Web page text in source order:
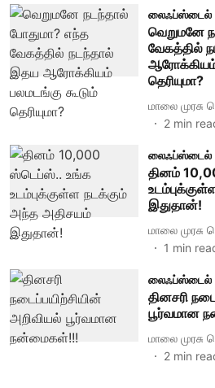
லைஃப்ஸ்டைல்
வெறுமனே
வேகத்தில்
ஆரோக்கியம்
தெரியுமா?
மாலை முரசு
2 min
லைஃப்ஸ்டைல்
தினம்
இதுதான்!
மாலை முரசு
1 min
லைஃப்ஸ்டைல்
தினசரி
பூர்வமான
மாலை முரசு
2 min